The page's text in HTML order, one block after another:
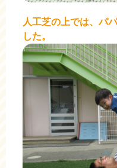
人工芝の上では、パ
した。